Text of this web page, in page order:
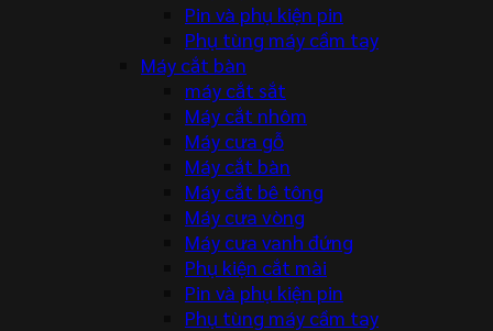
Pin và phụ kiện pin
Phụ tùng máy cầm tay
Máy cắt bàn
máy cắt sắt
Máy cắt nhôm
Máy cưa gỗ
Máy cắt bàn
Máy cắt bê tông
Máy cưa vòng
Máy cưa vanh đứng
Phụ kiện cắt mài
Pin và phụ kiện pin
Phụ tùng máy cầm tay